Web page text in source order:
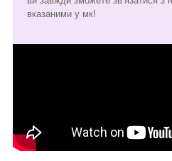
вказаними у мк!